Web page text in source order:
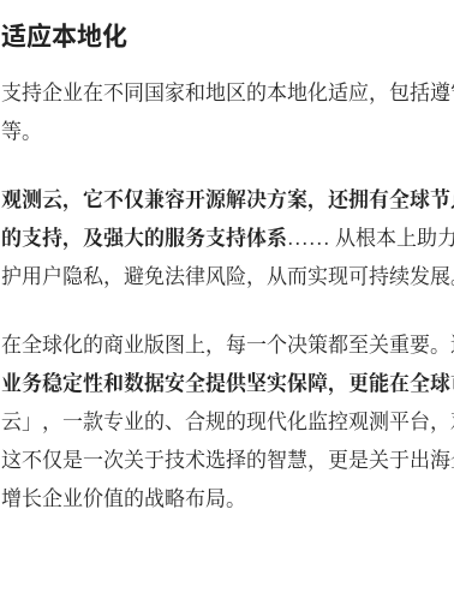
适应本地化
支持企业在不同国家和地区的本地化适应，包括
等。
观测云，它不仅兼容开源解决方案，还拥有全球
的支持，及强大的服务支持体系...... 从根本上助
护用户隐私，避免法律风险，从而实现可持续发展
在全球化的商业版图上，每一个决策都至关重要
业务稳定性和数据安全提供坚实保障，更能在全
云」，一款专业的、合规的现代化监控观测平台
这不仅是一次关于技术选择的智慧，更是关于出
增长企业价值的战略布局。